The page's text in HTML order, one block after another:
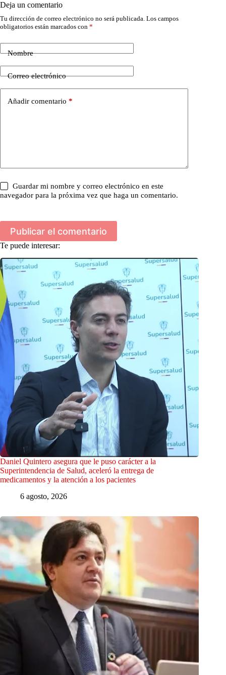
Deja un comentario
Tu dirección de correo electrónico no será publicada. Los campos
obligatorios están marcados con *
Nombre
Correo electrónico
Añadir comentario *
Guardar mi nombre y correo electrónico en este
navegador para la próxima vez que haga un comentario.
Publicar el comentario
Te puede interesar:
Daniel Quintero asegura que le puso carácter a la
Superintendencia de Salud, aceleró la entrega de
medicamentos y la atención a los pacientes
6 agosto, 2026